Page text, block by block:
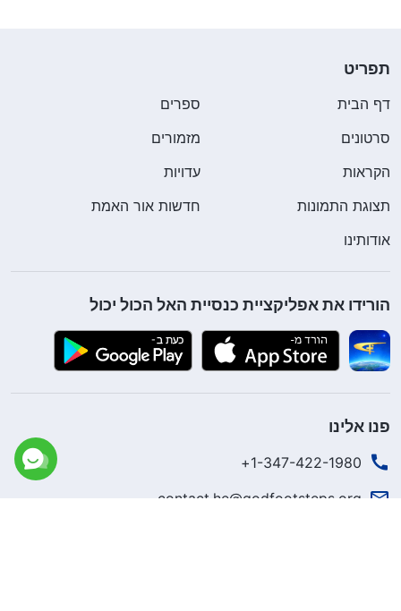
תפריט
דף הבית
ספרים
סרטונים
מזמורים
הקראות
עדויות
תצוגת התמונות
חדשות אור האמת
אודותינו
הורידו את אפליקציית כנסיית האל הכול יכול
פנו אלינו
1-347-422-1980+
contact.he@godfootsteps.org